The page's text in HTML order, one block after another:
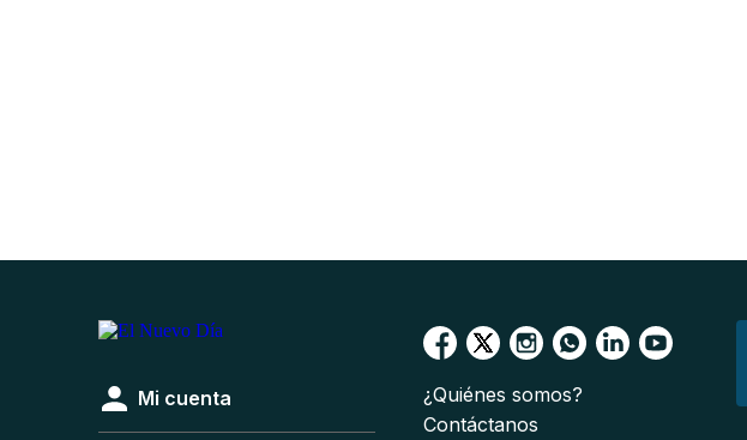
Mi cuenta
¿Quiénes somos?
Contáctanos